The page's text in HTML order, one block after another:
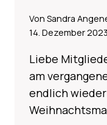
Von Sandra
14. Dezember 2023
Liebe
am
endlich